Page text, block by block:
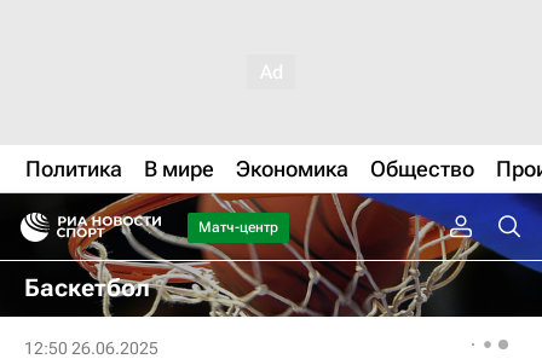
Политика В мире Экономика Общество
Матч-центр
Баскетбол
12:50 26.06.2025